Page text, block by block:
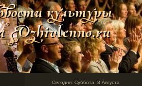
Сегодня: Суббота, 8 Августа